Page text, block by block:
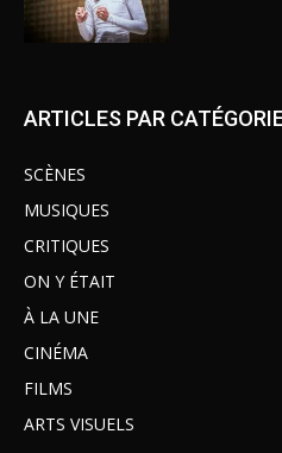
ARTICLES PAR
SCÈNES
MUSIQUES
CRITIQUES
ON Y ÉTAIT
À LA UNE
CINÉMA
FILMS
ARTS VISUELS